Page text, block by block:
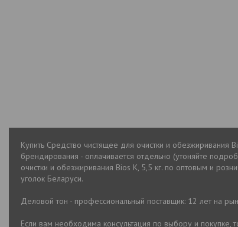
Купить Средство чистящее для очистки и обезжиривания
брендирования - оплачивается отдельно (утоняйте
очистки и обезжиривания Bios K, 5,5 кг. по оптовым и
уголок Беларуси.
Деловой тон - профессиональный поставщик: 12 лет на
Если вам необходима консультация по выбору и